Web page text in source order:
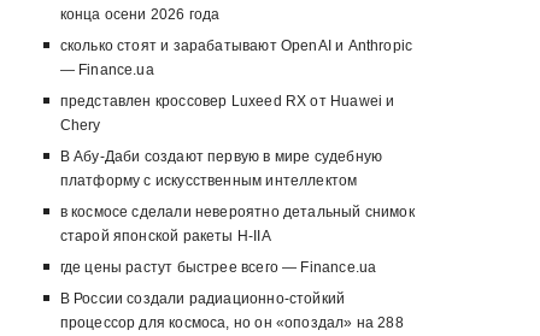
конца осени 2026 года
сколько стоят и зарабатывают OpenAI и Anthropic
— Finance.ua
представлен кроссовер Luxeed RX от Huawei и
Chery
В Абу-Даби создают первую в мире судебную
платформу с искусственным интеллектом
в космосе сделали невероятно детальный снимок
старой японской ракеты H-IIA
где цены растут быстрее всего — Finance.ua
В России создали радиационно-стойкий
процессор для космоса, но он «опоздал» на 288